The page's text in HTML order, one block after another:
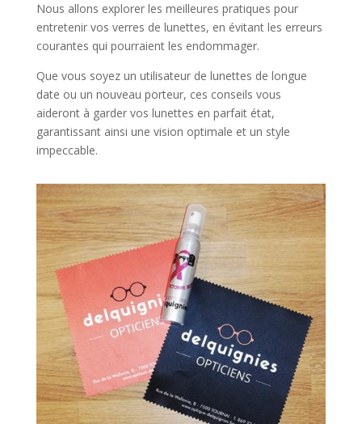
Nous allons explorer les meilleures pratiques pour
entretenir vos verres de lunettes, en évitant les erreurs
courantes qui pourraient les endommager.
Que vous soyez un utilisateur de lunettes de longue
date ou un nouveau porteur, ces conseils vous
aideront à garder vos lunettes en parfait état,
garantissant ainsi une vision optimale et un style
impeccable.